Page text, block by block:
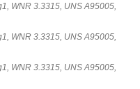
WNR 3.3315, UNS A95005,
WNR 3.3315, UNS A95005,
WNR 3.3315, UNS A95005,